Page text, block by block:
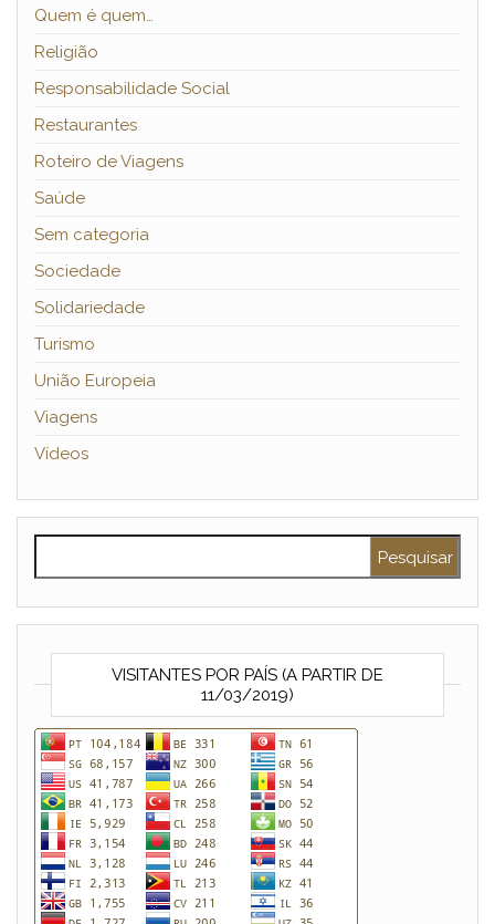
Quem é quem…
Religião
Responsabilidade Social
Restaurantes
Roteiro de Viagens
Saúde
Sem categoria
Sociedade
Solidariedade
Turismo
União Europeia
Viagens
Vídeos
VISITANTES POR PAÍS (A PARTIR DE
11/03/2019)